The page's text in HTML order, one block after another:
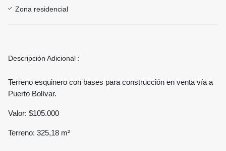
Zona residencial
Descripción Adicional :
Terreno esquinero con bases para construcción en venta vía a
Puerto Bolívar.
Valor: $105.000
Terreno: 325,18 m²